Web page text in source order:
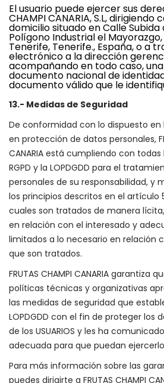
El usuario puede ejercer sus
CHAMPI CANARIA, S.L,
domicilio situado en Calle Subida
Polígono Industrial el Mayorazgo,
Tenerife, Tenerife., España, o a
electrónico a la dirección
acompañando en todo caso,
documento nacional de
documento válido que le
13.- Medidas de Seguridad
De conformidad con lo dispuesto
en protección de datos personales,
CANARIA está cumpliendo con
RGPD y la LOPDGDD para el
personales de su responsabilidad, y
los principios descritos en el artículo
cuales son tratados de manera
en relación con el interesado y
limitados a lo necesario en relación
que son tratados.
FRUTAS CHAMPI CANARIA garantiza
políticas técnicas y organizativas
las medidas de seguridad que
LOPDGDD con el fin de proteger los
de los USUARIOS y les ha
adecuada para que puedan
Para más información sobre las
puedes dirigirte a FRUTAS CHAMPI